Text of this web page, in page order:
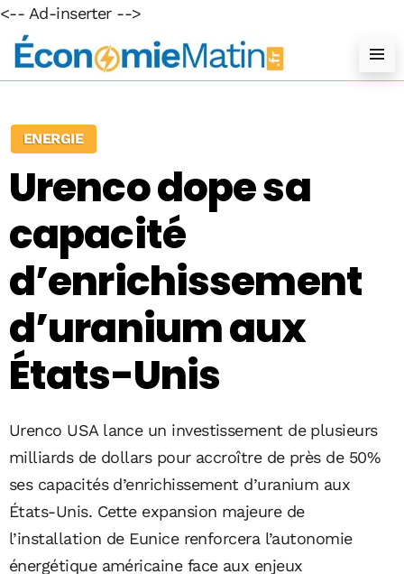
<-- Ad-inserter -->
ENERGIE
Urenco dope sa
capacité
d’enrichissement
d’uranium aux
États-Unis
Urenco USA lance un investissement de plusieurs
milliards de dollars pour accroître de près de 50%
ses capacités d’enrichissement d’uranium aux
États-Unis. Cette expansion majeure de
l’installation de Eunice renforcera l’autonomie
énergétique américaine face aux enjeux